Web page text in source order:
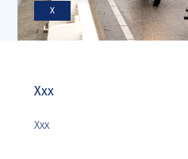
X
Xxx
Xxx